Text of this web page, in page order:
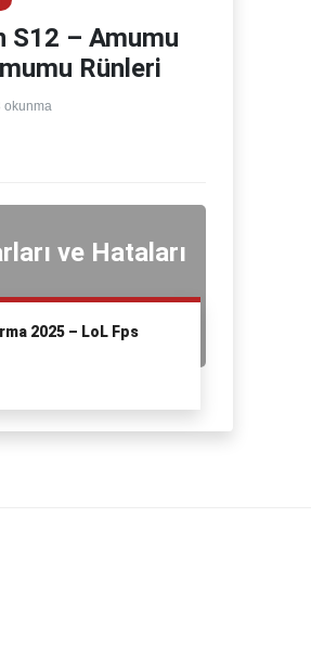
S12 – Amumu
Rünleri
okunma
ve Hataları
2025 – LoL Fps